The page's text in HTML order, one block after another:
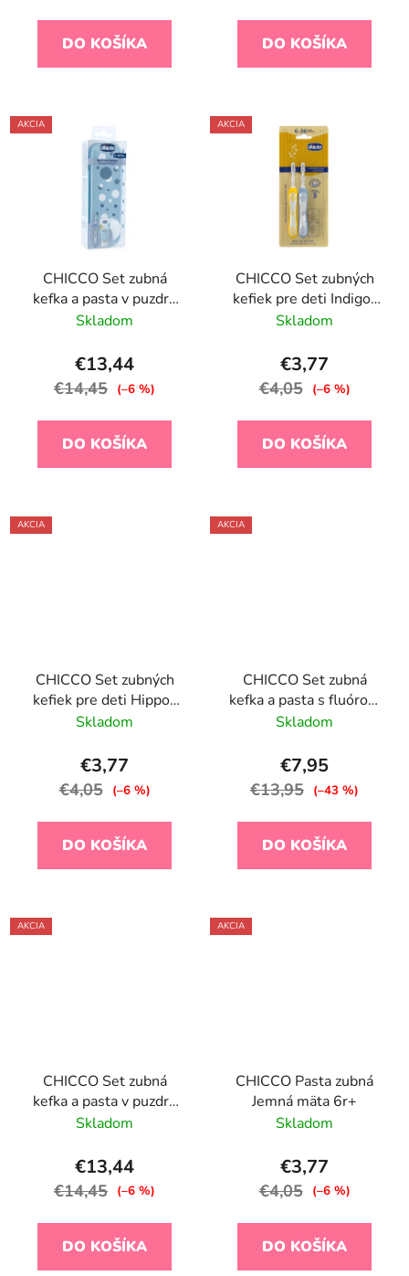
DO KOŠÍKA DO KOŠÍKA
AKCIA
CHICCO Set zubná
kefka a pasta v puzdre
Always smiling - light
Skladom
€13,44
€14,45 (–6 %)
DO KOŠÍKA
AKCIA
CHICCO Set zubných
kefiek pre deti Indigo-
Mustard 6-36m, 2ks
Skladom
€3,77
€4,05 (–6 %)
DO KOŠÍKA
AKCIA
CHICCO Set zubných
kefiek pre deti Hippo-
Panda 3-6r, 2ks
Skladom
€3,77
€4,05 (–6 %)
DO KOŠÍKA
AKCIA
CHICCO Set zubná
kefka a pasta s fluórom
v puzdre Always
Skladom
€7,95
€13,95 (–43 %)
DO KOŠÍKA
AKCIA
CHICCO Set zubná
kefka a pasta v puzdre
Always smiling - lilac,
Skladom
€13,44
€14,45 (–6 %)
DO KOŠÍKA
AKCIA
CHICCO Pasta zubná
Jemná mäta 6r+
Skladom
€3,77
€4,05 (–6 %)
DO KOŠÍKA